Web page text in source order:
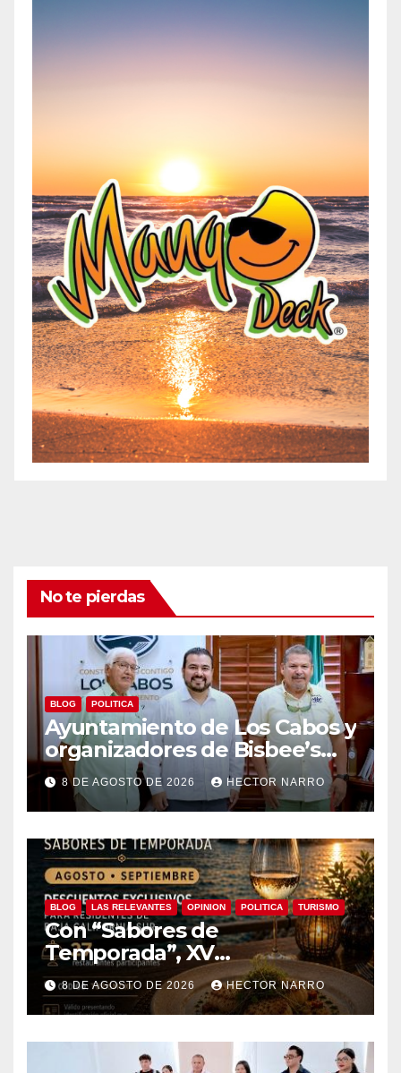
No te pierdas
BLOG POLITICA
Ayuntamiento de Los Cabos y
organizadores de Bisbee’s
coordinan acciones para
edición 2026
8 DE AGOSTO DE 2026 HECTOR NARRO
BLOG LAS RELEVANTES OPINION POLITICA TURISMO
Con “Sabores de
Temporada”, XV
Ayuntamiento de Los Cabos y
Canirac impulsan consumo
local con beneficios para
residentes de BCS
8 DE AGOSTO DE 2026 HECTOR NARRO